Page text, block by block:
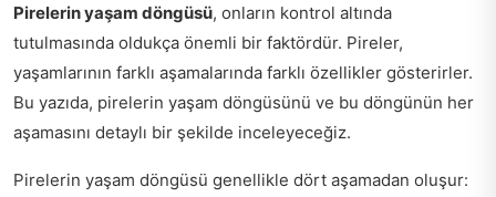
Pirelerin yaşam döngüsü, onların kontrol altında
tutulmasında oldukça önemli bir faktördür. Pireler,
yaşamlarının farklı aşamalarında farklı özellikler gösterirler.
Bu yazıda, pirelerin yaşam döngüsünü ve bu döngünün her
aşamasını detaylı bir şekilde inceleyeceğiz.
Pirelerin yaşam döngüsü genellikle dört aşamadan oluşur: